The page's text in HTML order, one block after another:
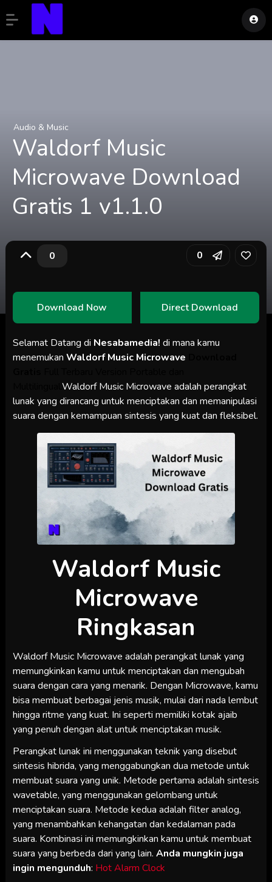
Audio & Music
Waldorf Music
Microwave Download
Gratis 1 v1.1.0
0 0
Download Now Direct Download
Selamat Datang di Nesabamedia! di mana kamu
menemukan Waldorf Music Microwave
Waldorf Music Microwave adalah perangkat
lunak yang dirancang untuk menciptakan dan memanipulasi
suara dengan kemampuan sintesis yang kuat dan fleksibel.
Waldorf Music
Microwave
Ringkasan
Waldorf Music Microwave adalah perangkat lunak yang
memungkinkan kamu untuk menciptakan dan mengubah
suara dengan cara yang menarik. Dengan Microwave, kamu
bisa membuat berbagai jenis musik, mulai dari nada lembut
hingga ritme yang kuat. Ini seperti memiliki kotak ajaib
yang penuh dengan alat untuk menciptakan musik.
Perangkat lunak ini menggunakan teknik yang disebut
sintesis hibrida, yang menggabungkan dua metode untuk
membuat suara yang unik. Metode pertama adalah sintesis
wavetable, yang menggunakan gelombang untuk
menciptakan suara. Metode kedua adalah filter analog,
yang menambahkan kehangatan dan kedalaman pada
suara. Kombinasi ini memungkinkan kamu untuk membuat
suara yang berbeda dari yang lain. Anda mungkin juga
ingin mengunduh: Hot Alarm Clock